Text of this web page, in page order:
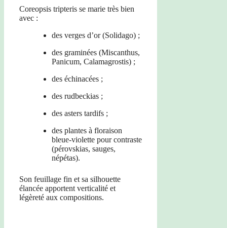
Coreopsis tripteris se marie très bien
avec :
des verges d’or (Solidago) ;
des graminées (Miscanthus,
Panicum, Calamagrostis) ;
des échinacées ;
des rudbeckias ;
des asters tardifs ;
des plantes à floraison
bleue-violette pour contraste
(pérovskias, sauges,
népétas).
Son feuillage fin et sa silhouette
élancée apportent verticalité et
légèreté aux compositions.